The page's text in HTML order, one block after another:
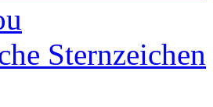
Sternzeichen